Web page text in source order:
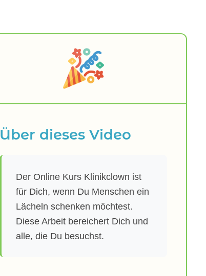
Über dieses Video
Der Online Kurs Klinikclown ist
für Dich, wenn Du Menschen ein
Lächeln schenken möchtest.
Diese Arbeit bereichert Dich und
alle, die Du besuchst.